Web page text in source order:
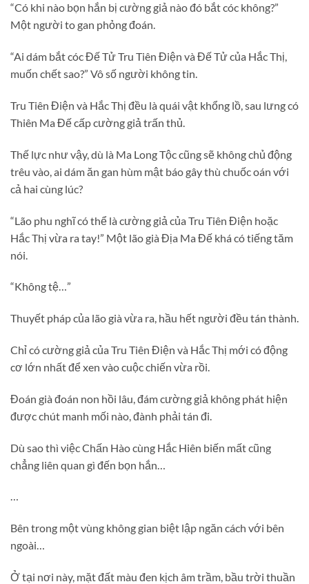
“Có khi nào bọn hắn bị cường giả nào đó bắt cóc không?”
Một người to gan phỏng đoán.
“Ai dám bắt cóc Đế Tử Tru Tiên Điện và Đế Tử của Hắc Thị,
muốn chết sao?” Vô số người không tin.
Tru Tiên Điện và Hắc Thị đều là quái vật khổng lồ, sau lưng có
Thiên Ma Đế cấp cường giả trấn thủ.
Thế lực như vậy, dù là Ma Long Tộc cũng sẽ không chủ động
trêu vào, ai dám ăn gan hùm mật báo gây thù chuốc oán với
cả hai cùng lúc?
“Lão phu nghĩ có thể là cường giả của Tru Tiên Điện hoặc
Hắc Thị vừa ra tay!” Một lão già Địa Ma Đế khá có tiếng tăm
nói.
“Không tệ…”
Thuyết pháp của lão già vừa ra, hầu hết người đều tán thành.
Chỉ có cường giả của Tru Tiên Điện và Hắc Thị mới có động
cơ lớn nhất để xen vào cuộc chiến vừa rồi.
Đoán già đoán non hồi lâu, đám cường giả không phát hiện
được chút manh mối nào, đành phải tán đi.
Dù sao thì việc Chấn Hào cùng Hắc Hiên biến mất cũng
chẳng liên quan gì đến bọn hắn…
…
Bên trong một vùng không gian biệt lập ngăn cách với bên
ngoài…
Ở tại nơi này, mặt đất màu đen kịch âm trầm, bầu trời thuần